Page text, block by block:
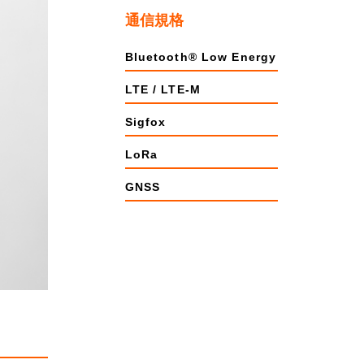
通信規格
Bluetooth® Low Energy
LTE / LTE-M
Sigfox
LoRa
GNSS